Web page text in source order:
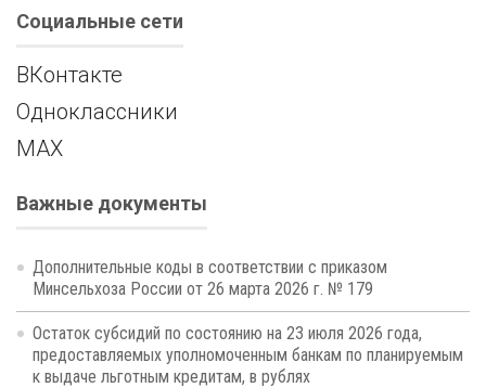
Социальные сети
ВКонтакте
Одноклассники
MAX
Важные документы
Дополнительные коды в соответствии с приказом
Минсельхоза России от 26 марта 2026 г. № 179
Остаток субсидий по состоянию на 23 июля 2026 года,
предоставляемых уполномоченным банкам по планируемым
к выдаче льготным кредитам, в рублях